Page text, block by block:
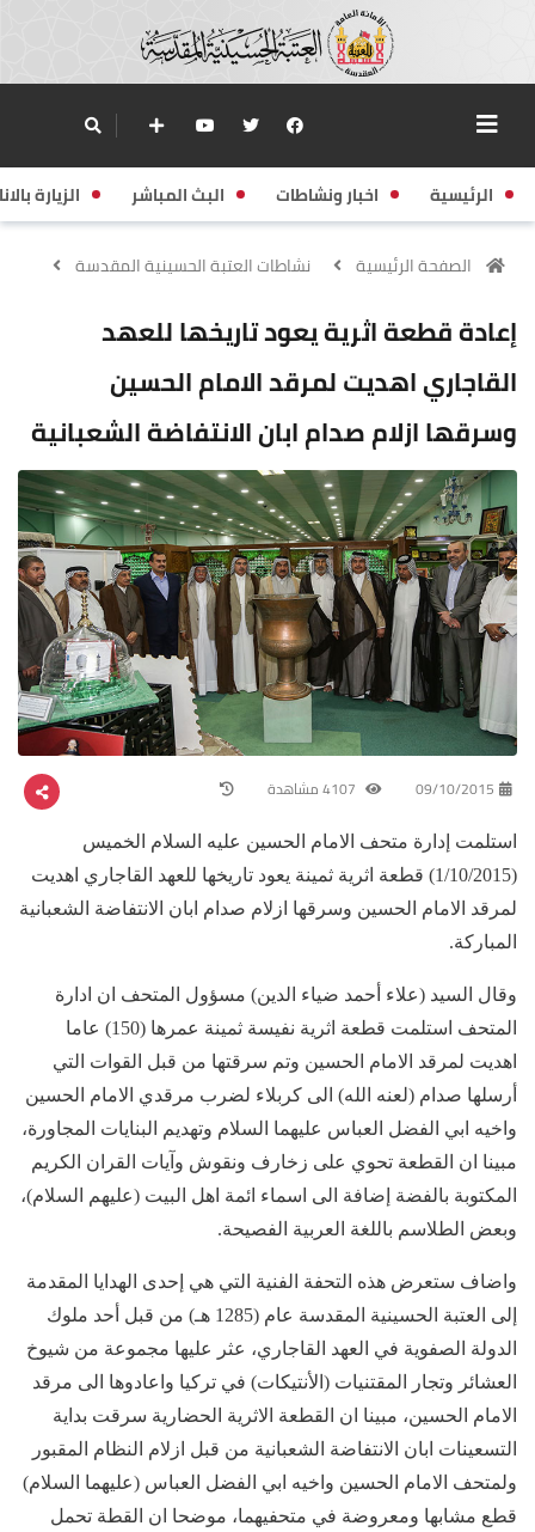
الرئيسية اخبار ونشاطات البث المباشر الزيارة
الصفحة الرئيسية نشاطات العتبة الحسينية المقدسة
إعادة قطعة اثرية يعود تاريخها للعهد
القاجاري اهديت لمرقد الامام الحسين
وسرقها ازلام صدام ابان الانتفاضة الشعبانية
09/10/2015
استلمت إدارة متحف الامام الحسين عليه السلام الخميس
(1/10/2015) قطعة اثرية ثمينة يعود تاريخها للعهد القاجاري اهديت
لمرقد الامام الحسين وسرقها ازلام صدام ابان الانتفاضة الشعبانية
المباركة.
وقال السيد (علاء أحمد ضياء الدين) مسؤول المتحف ان ادارة
المتحف استلمت قطعة اثرية نفيسة ثمينة عمرها (150) عاما
اهديت لمرقد الامام الحسين وتم سرقتها من قبل القوات التي
أرسلها صدام (لعنه الله) الى كربلاء لضرب مرقدي الامام الحسين
واخيه ابي الفضل العباس عليهما السلام وتهديم البنايات المجاورة،
مبينا ان القطعة تحوي على زخارف ونقوش وآيات القران الكريم
المكتوبة بالفضة إضافة الى اسماء ائمة اهل البيت (عليهم السلام)،
وبعض الطلاسم باللغة العربية الفصيحة.
واضاف ستعرض هذه التحفة الفنية التي هي إحدى الهدايا المقدمة
إلى العتبة الحسينية المقدسة عام (1285 هـ) من قبل أحد ملوك
الدولة الصفوية في العهد القاجاري، عثر عليها مجموعة من شيوخ
العشائر وتجار المقتنيات (الأنتيكات) في تركيا واعادوها الى مرقد
الامام الحسين، مبينا ان القطعة الاثرية الحضارية سرقت بداية
التسعينات ابان الانتفاضة الشعبانية من قبل ازلام النظام المقبور
ولمتحف الامام الحسين واخيه ابي الفضل العباس (عليهما السلام)
قطع مشابها ومعروضة في متحفيهما، موضحا ان القطة تحمل